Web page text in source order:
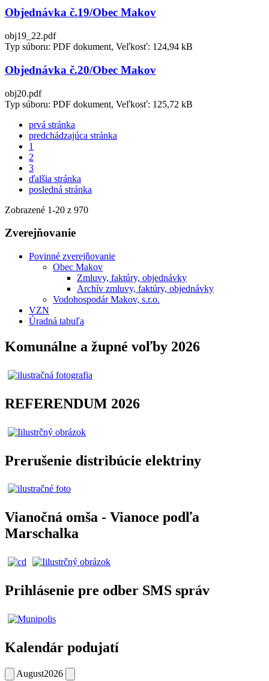
Objednávka č.19/Obec Makov
obj19_22.pdf
Typ súboru: PDF dokument, Veľkosť: 124,94 kB
Objednávka č.20/Obec Makov
obj20.pdf
Typ súboru: PDF dokument, Veľkosť: 125,72 kB
prvá stránka
predchádzajúca stránka
1
2
3
ďalšia stránka
posledná stránka
Zobrazené 1-20 z 970
Zverejňovanie
Povinné zverejňovanie
Obec Makov
Zmluvy, faktúry, objednávky
Archív zmluvy, faktúry, objednávky
Vodohospodár Makov, s.r.o.
VZN
Úradná tabuľa
Komunálne a župné voľby 2026
REFERENDUM 2026
Prerušenie distribúcie elektriny
Vianočná omša - Vianoce podľa
Marschalka
Prihlásenie pre odber SMS správ
Kalendár podujatí
August2026